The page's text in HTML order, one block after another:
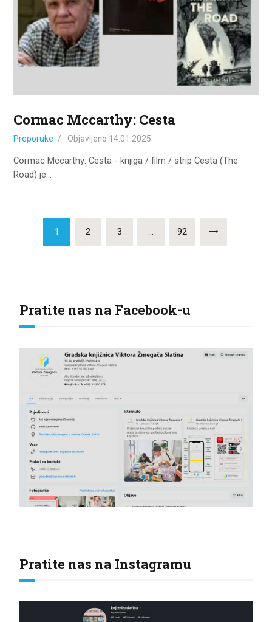
Cormac Mccarthy: Cesta
Preporuke Objavljeno 14.01.2025.
Cormac Mccarthy: Cesta - knjiga / film / strip Cesta (The
Road) je…
Brojevi
stranica
PAGE
1 PAGE
2 PAGE
3 … PAGE
92
Pratite nas na Facebook-u
Pratite nas na Instagramu